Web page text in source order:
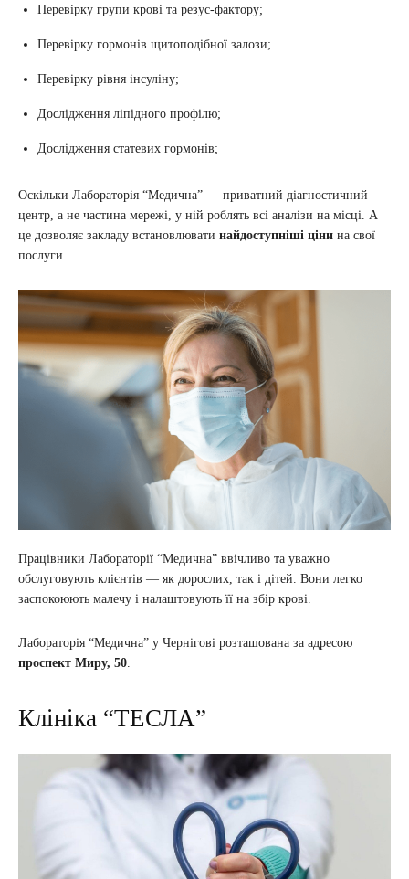
Перевірку групи крові та резус-фактору;
Перевірку гормонів щитоподібної залози;
Перевірку рівня інсуліну;
Дослідження ліпідного профілю;
Дослідження статевих гормонів;
Оскільки Лабораторія “Медична” — приватний діагностичний
центр, а не частина мережі, у ній роблять всі аналізи на місці. А
це дозволяє закладу встановлювати найдоступніші ціни на свої
послуги.
Працівники Лабораторії “Медична” ввічливо та уважно
обслуговують клієнтів — як дорослих, так і дітей. Вони легко
заспокоюють малечу і налаштовують її на збір крові.
Лабораторія “Медична” у Чернігові розташована за адресою
проспект Миру, 50.
Клініка “ТЕСЛА”